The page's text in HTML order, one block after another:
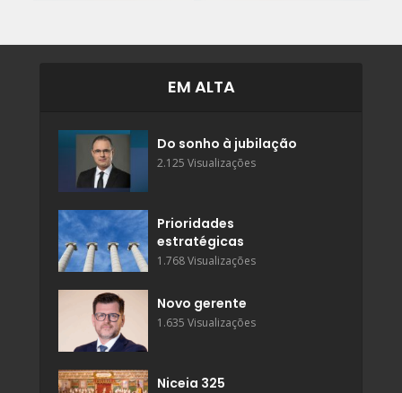
EM ALTA
Do sonho à jubilação
2.125 Visualizações
Prioridades
estratégicas
1.768 Visualizações
Novo gerente
1.635 Visualizações
Niceia 325